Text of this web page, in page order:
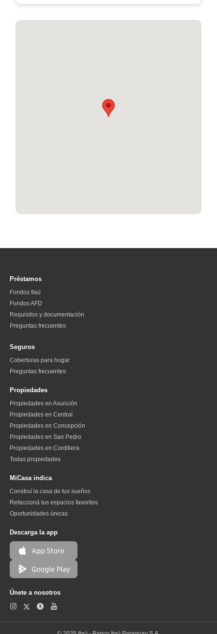
Préstamos
Fondos Itaú
Fondos AFD
Requisitos y documentación
Preguntas frecuentes
Seguros
Coberturas para hogar
Preguntas frecuentes
Propiedades
Propiedades en Asunción
Propiedades en Central
Propiedades en Concepción
Propiedades en San Pedro
Propiedades en Cordillera
Todas propiedades
MiCasa indica
Construí la casa de tus sueños
Refaccioná tus espacios favoritos
Oportunidades únicas
Descarga la app
Únete a nosotros